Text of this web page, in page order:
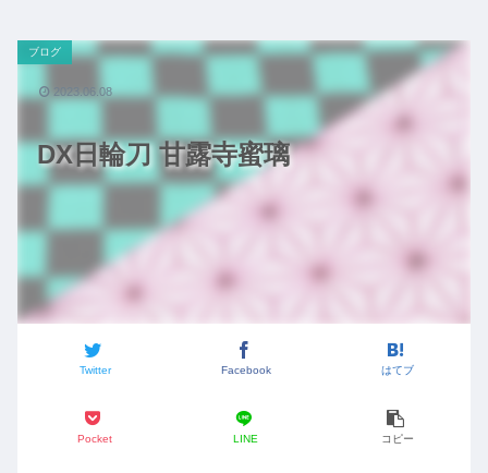
DX日輪刀 甘露寺蜜璃
ブログ
Twitter Facebook はてブ
Pocket LINE コピー
2023.06.08